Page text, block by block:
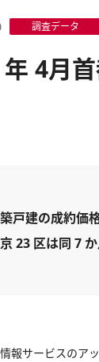
調査データ
4月
戸建の成約価
23 区は同 7 か
報サービスのア